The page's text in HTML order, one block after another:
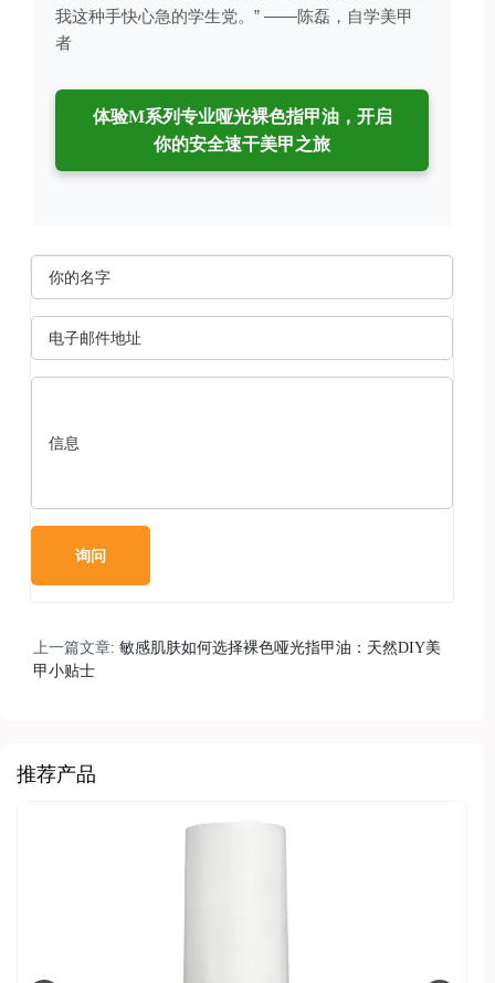
我这种手快心急的学生党。” ——陈磊，自学美甲
者
体验M系列专业哑光裸色指甲油，开启
你的安全速干美甲之旅
上一篇文章: 敏感肌肤如何选择裸色哑光指甲油：天然DIY美
甲小贴士
推荐产品